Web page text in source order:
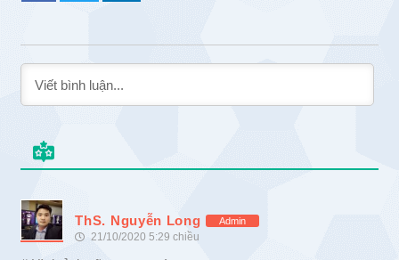
ThS. Nguyễn Long Admin
21/10/2020 5:29 chiều